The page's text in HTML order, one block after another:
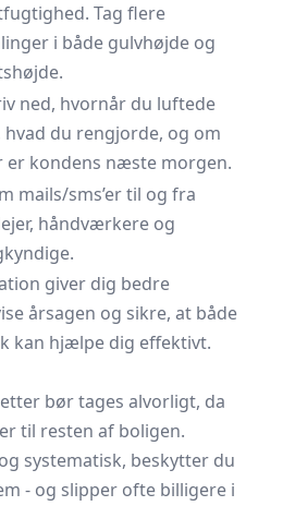
Tag flere
i både gulvhøjde og
ned, hvornår du luftede
hvad du rengjorde, og om
er kondens næste morgen.
mails/sms’er til og fra
håndværkere og
giver dig bedre
årsagen og sikre, at både
kan hjælpe dig effektivt.
bør tages alvorligt, da
til resten af boligen.
systematisk, beskytter du
- og slipper ofte billigere i